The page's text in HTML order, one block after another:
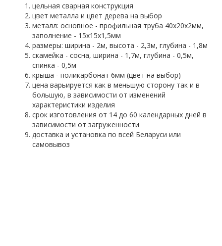
цельная сварная конструкция
цвет металла и цвет дерева на выбор
металл: основное - профильная труба 40х20х2мм,
заполнение - 15х15х1,5мм
размеры: ширина - 2м, высота - 2,3м, глубина - 1,8м
скамейка - сосна, ширина - 1,7м, глубина - 0,5м,
спинка - 0,5м
крыша - поликарбонат 6мм (цвет на выбор)
цена варьируется как в меньшую сторону так и в
большую, в зависимости от изменений
характеристики изделия
срок изготовления от 14 до 60 календарных дней в
зависимости от загруженности
доставка и установка по всей Беларуси или
самовывоз